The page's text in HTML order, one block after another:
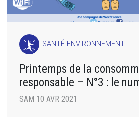
SANTÉ-ENVIRONNEMENT
Printemps de la
responsable – N°3 : le
SAM 10 AVR 2021